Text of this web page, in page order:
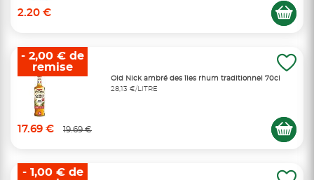
2.20 €
Old Nick ambré des îles rhum traditionnel 70cl
28,13 €/LITRE
17.69 € 19.69 €
- 2,00 € de
remise
- 1,00 € de